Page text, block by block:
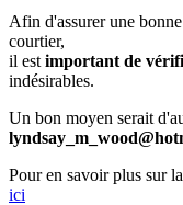
Afin d'assurer une
courtier,
il est important de
indésirables.
Un bon moyen serait
Pour en savoir plus sur
ici